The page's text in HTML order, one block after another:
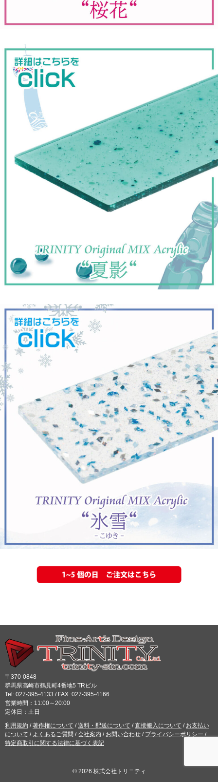
〒370-0848
群馬県高崎市鶴見町4番地5 TRビル
Tel: 027-395-4133 / FAX :027-395-4166
営業時間：11:00～20:00
定休日：土日
利用規約 /著作権について /送料・配送について /直接搬入について / お支払い
について / よくあるご質問 /会社案内 / お問い合わせ / プライバシーポリシー /
特定商取引に関する法律に基づく表記
© 2026 株式会社トリニティ